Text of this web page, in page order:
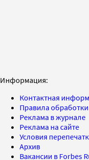
Информация:
Контактная
Правила обработки
Реклама в журнале
Реклама на сайте
Условия
Архив
Вакансии в Forbes